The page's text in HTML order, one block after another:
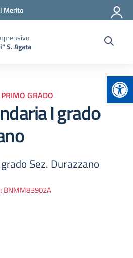
Merito
S. Agata
GRADO
I grado
Sez. Durazzano
BNMM83902A